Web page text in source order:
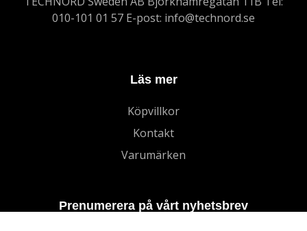
010-101 01 57 E-post: info@technord.se
Läs mer
Köpvillkor
Kontakt
Varumärken
Prenumerera på vårt nyhetsbrev